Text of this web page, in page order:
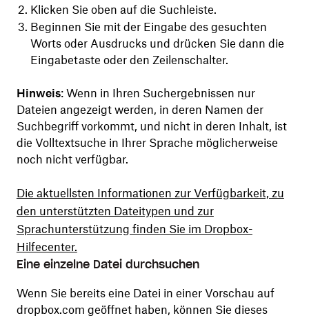
Klicken Sie oben auf die Suchleiste.
Beginnen Sie mit der Eingabe des gesuchten
Worts oder Ausdrucks und drücken Sie dann die
Eingabetaste oder den Zeilenschalter.
Hinweis: Wenn in Ihren Suchergebnissen nur
Dateien angezeigt werden, in deren Namen der
Suchbegriff vorkommt, und nicht in deren Inhalt, ist
die Volltextsuche in Ihrer Sprache möglicherweise
noch nicht verfügbar.
Die aktuellsten Informationen zur Verfügbarkeit, zu
den unterstützten Dateitypen und zur
Sprachunterstützung finden Sie im Dropbox-
Hilfecenter.
Eine einzelne Datei durchsuchen
Wenn Sie bereits eine Datei in einer Vorschau auf
dropbox.com geöffnet haben, können Sie dieses